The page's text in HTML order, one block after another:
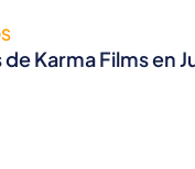
Karma Films en